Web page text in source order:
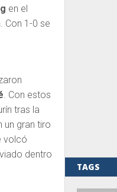
en el
Con 1-0 se
. Con estos
tras la
un gran tiro
volcó
dentro
TAGS